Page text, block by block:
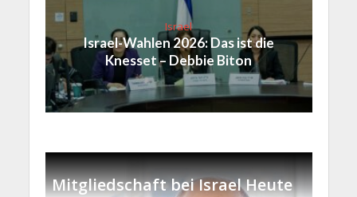
Israel
Israel-Wahlen 2026: Das ist die
Knesset – Debbie Biton
Mitgliedschaft bei Israel Heute